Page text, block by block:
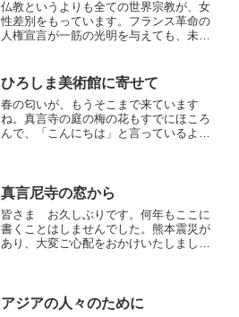
仏教というよりも全ての世界宗教が、女
性差別をもっています。フランス革命の
人権宣言が一筋の光明を与えても、未だ
て宗教に触れるか、あるいは差別の権化
のような態度をとるか、あ...
ひろしま美術館に寄せて
春の匂いが、もうそこまで来ています
ね。真言寺の庭の梅の花もすでにほころ
んで、「こんにちは」と言っているよう
所蔵の作品展でした。広...
真言尼寺の窓から
皆さま お久しぶりです。何年もここに
書くことはしませんでした。熊本震災が
あり、大変ご心配をおかけいたしまし
す。真言寺の住職の祈りに対...
アジアの人々のために